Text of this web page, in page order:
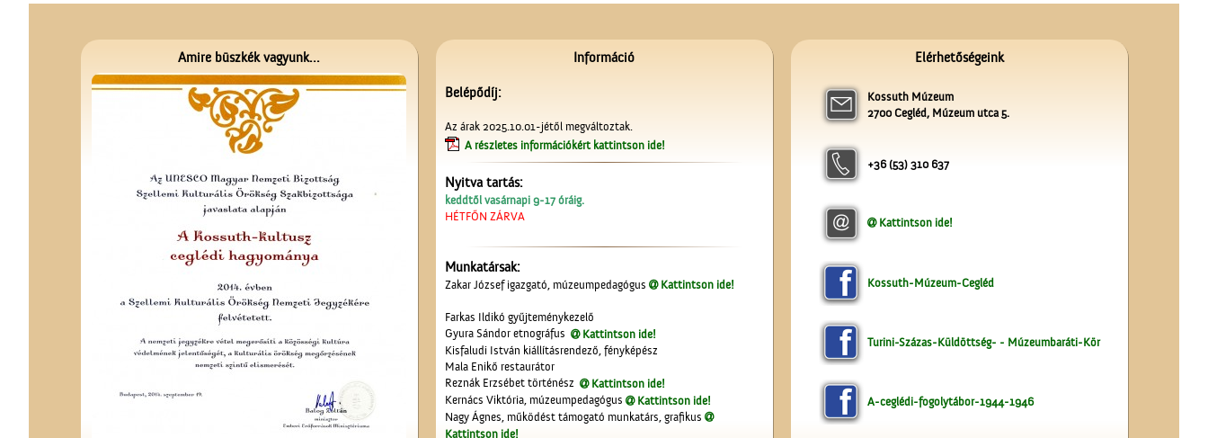
Amire büszkék vagyunk... Információ
Belépődíj:
Az árak 2025.10.01-jétől megváltoztak.
A részletes információkért kattintson ide!
Nyitva tartás:
keddtől vasárnapi 9-17 óráig.
HÉTFŐN ZÁRVA
Munkatársak:
Zakar József igazgató, múzeumpedagógus Kattintson ide!
Farkas Ildikó gyűjteménykezelő
Gyura Sándor etnográfus
Kattintson ide!
Kisfaludi István kiállításrendező, fényképész
Mala Enikő restaurátor
Reznák Erzsébet történész
Kattintson ide!
Kernács Viktória, múzeumpedagógus
Kattintson ide!
Nagy Ágnes, működést támogató munkatárs, grafikus
Kattintson ide!
Elérhetőségeink
Kossuth Múzeum
2700 Cegléd, Múzeum utca 5.
+36 (53) 310 637
Kattintson ide!
Kossuth-Múzeum-Cegléd
Turini-Százas-Küldöttség- - Múzeumbaráti-Kör
A-ceglédi-fogolytábor-1944-1946